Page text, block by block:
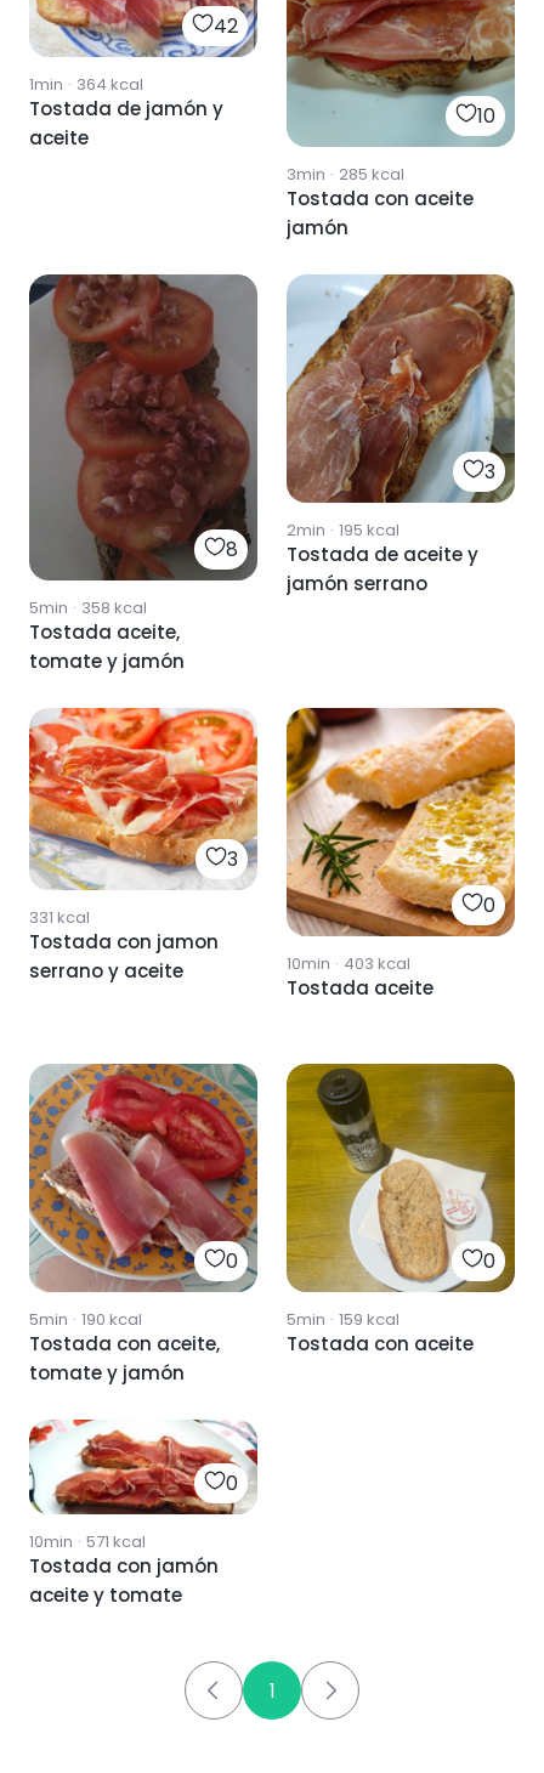
42
1min · 364 kcal
Tostada de jamón y
aceite
10
3min · 285 kcal
Tostada con aceite
jamón
8
5min · 358 kcal
Tostada aceite,
tomate y jamón
3
2min · 195 kcal
Tostada de aceite y
jamón serrano
3
331 kcal
Tostada con jamon
serrano y aceite
0
10min · 403 kcal
Tostada aceite
0
5min · 190 kcal
Tostada con aceite,
tomate y jamón
0
5min · 159 kcal
Tostada con aceite
0
10min · 571 kcal
Tostada con jamón
aceite y tomate
1